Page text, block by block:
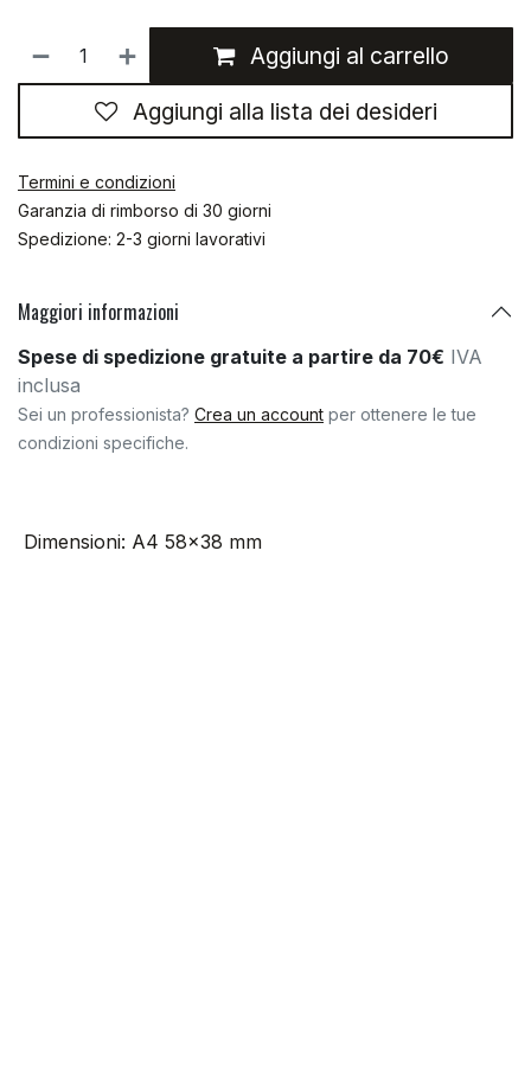
Aggiungi al carrello
Aggiungi alla lista dei desideri
Termini e condizioni
Garanzia di rimborso di 30 giorni
Spedizione: 2-3 giorni lavorativi
Maggiori informazioni
Spese di spedizione gratuite a partire da 70€ IVA
inclusa
Sei un professionista? Crea un account per ottenere le tue
condizioni specifiche.
Dimensioni: A4 58x38 mm